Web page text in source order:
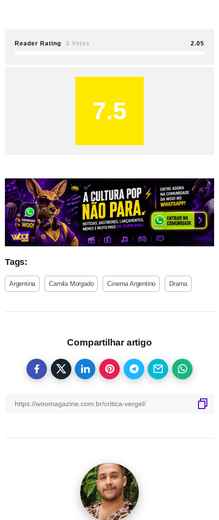
Reader Rating 2 Votes 2.05
7.5
Tags:
Argentina Camila Morgado Cinema Argentino Drama
Compartilhar artigo